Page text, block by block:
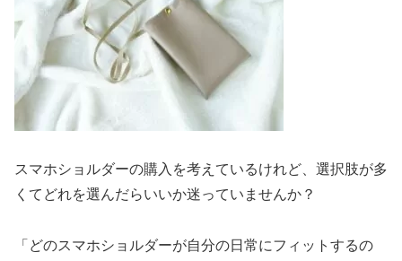
スマホショルダーの購入を考えているけれど、選択肢が多
くてどれを選んだらいいか迷っていませんか？
「どのスマホショルダーが自分の日常にフィットするの